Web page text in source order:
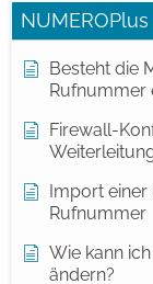
NUMEROPlus
Besteht die
Rufnummer
Firewall-
Import
Rufnummer
Wie kann
ändern?